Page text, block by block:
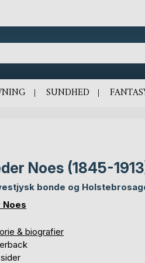
SUNDHED
Noes (1845-
bonde og
Noes
& biografier